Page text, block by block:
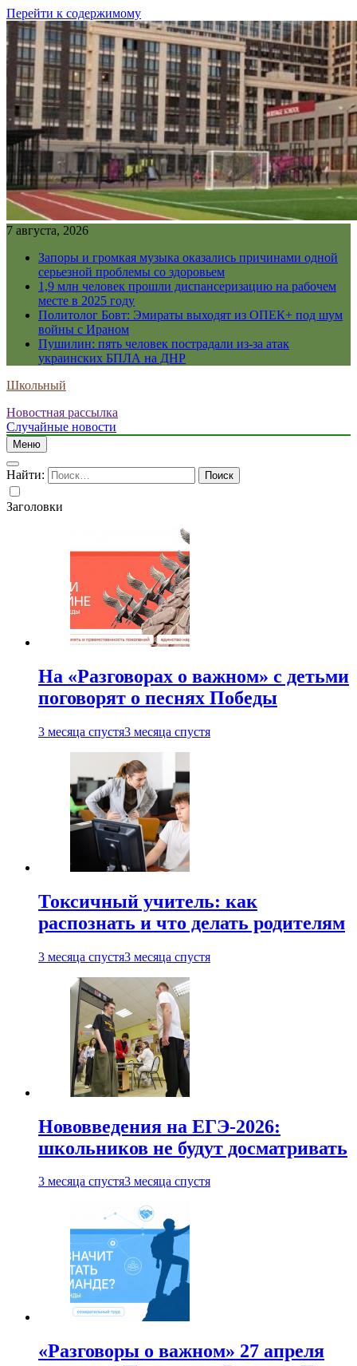
Перейти к содержимому
7 августа, 2026
Запоры и громкая музыка оказались причинами одной
серьезной проблемы со здоровьем
1,9 млн человек прошли диспансеризацию на рабочем
месте в 2025 году
Политолог Бовт: Эмираты выходят из ОПЕК+ под шум
войны с Ираном
Пушилин: пять человек пострадали из-за атак
украинских БПЛА на ДНР
Школьный
Новостная рассылка
Случайные новости
Меню
Найти:
Заголовки
На «Разговорах о важном» с детьми
поговорят о песнях Победы
3 месяца спустя3 месяца спустя
Токсичный учитель: как
распознать и что делать родителям
3 месяца спустя3 месяца спустя
Нововведения на ЕГЭ-2026:
школьников не будут досматривать
3 месяца спустя3 месяца спустя
«Разговоры о важном» 27 апреля